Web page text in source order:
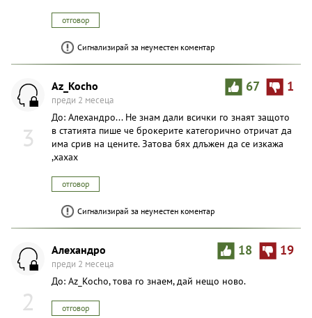
отговор
Сигнализирай за неуместен коментар
3
67 1
Az_Kocho
преди 2 месеца
До: Aлexaндpo... Не знам дали всички го знаят защото
в статията пише че брокерите категорично отричат да
има срив на цените. Затова бях длъжен да се изкажа
,хахах
отговор
Сигнализирай за неуместен коментар
2
18 19
Aлexaндpo
преди 2 месеца
До: Az_Kocho, това го знаем, дай нещо ново.
отговор